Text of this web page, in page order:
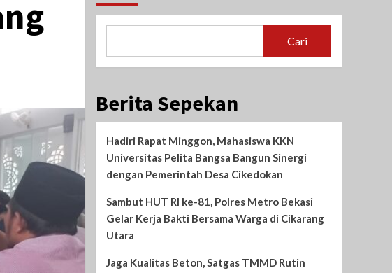
Cari
Berita Sepekan
Hadiri Rapat Minggon, Mahasiswa KKN
Universitas Pelita Bangsa Bangun Sinergi
dengan Pemerintah Desa Cikedokan
Sambut HUT RI ke-81, Polres Metro Bekasi
Gelar Kerja Bakti Bersama Warga di Cikarang
Utara
Jaga Kualitas Beton, Satgas TMMD Rutin